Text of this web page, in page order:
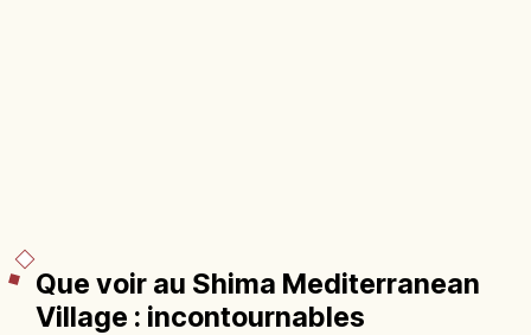
Que voir au Shima Mediterranean
Village : incontournables